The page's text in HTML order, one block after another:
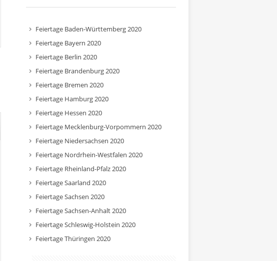
Feiertage Baden-Württemberg 2020
Feiertage Bayern 2020
Feiertage Berlin 2020
Feiertage Brandenburg 2020
Feiertage Bremen 2020
Feiertage Hamburg 2020
Feiertage Hessen 2020
Feiertage Mecklenburg-Vorpommern 2020
Feiertage Niedersachsen 2020
Feiertage Nordrhein-Westfalen 2020
Feiertage Rheinland-Pfalz 2020
Feiertage Saarland 2020
Feiertage Sachsen 2020
Feiertage Sachsen-Anhalt 2020
Feiertage Schleswig-Holstein 2020
Feiertage Thüringen 2020